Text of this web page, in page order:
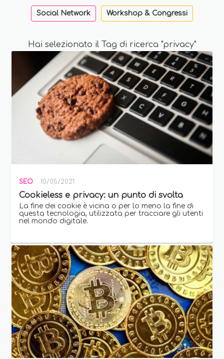
Social Network Workshop & Congressi
Hai selezionato il Tag di ricerca "privacy"
SEO 10/05/2021
Cookieless e privacy: un punto di svolta
La fine dei cookie è vicina o per lo meno la fine di
questa tecnologia, utilizzata per tracciare gli utenti
nel mondo digitale.